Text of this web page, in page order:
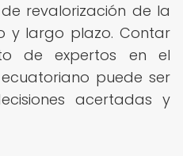
revalorización de la
y largo plazo. Contar
de expertos en el
puede ser
acertadas y